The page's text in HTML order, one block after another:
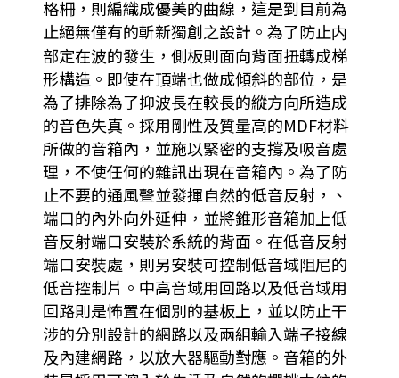
格柵，則編織成優美的曲線，這是到目前為
止絕無僅有的斬新獨創之設計。為了防止内
部定在波的發生，側板則面向背面扭轉成梯
形構造。即使在頂端也做成傾斜的部位，是
為了排除為了抑波長在較長的縱方向所造成
的音色失真。採用剛性及質量高的MDF材料
所做的音箱內，並施以緊密的支撐及吸音處
理，不使任何的雜訊出現在音箱內。為了防
止不要的通風聲並發揮自然的低音反射，、
端口的內外向外延伸，並將錐形音箱加上低
音反射端口安裝於系統的背面。在低音反射
端口安裝處，則另安裝可控制低音域阻尼的
低音控制片。中高音域用回路以及低音域用
回路則是怖置在個別的基板上，並以防止干
涉的分別設計的網路以及兩組輸入端子接線
及內建網路，以放大器驅動對應。音箱的外